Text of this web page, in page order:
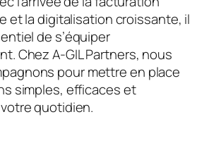
et la digitalisation croissante, il
de s’équiper
Chez A-GIL Partners, nous
pour mettre en place
simples, efficaces et
quotidien.